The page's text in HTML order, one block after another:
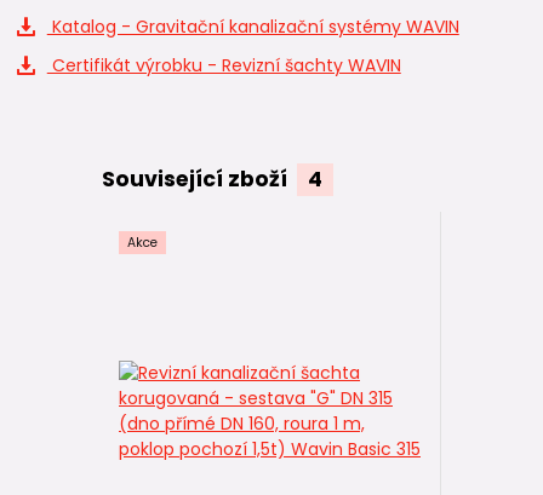
Katalog - Gravitační kanalizační systémy WAVIN
Certifikát výrobku - Revizní šachty WAVIN
Související zboží 4
Akce